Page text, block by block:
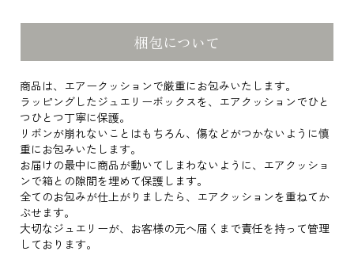
梱包について
商品は、エアークッションで厳重にお包みいたします。
ラッピングしたジュエリーボックスを、エアクッションでひと
つひとつ丁寧に保護。
リボンが崩れないことはもちろん、傷などがつかないように慎
重にお包みいたします。
お届けの最中に商品が動いてしまわないように、エアクッショ
ンで箱との隙間を埋めて保護します。
全てのお包みが仕上がりましたら、エアクッションを重ねてか
ぶせます。
大切なジュエリーが、お客様の元へ届くまで責任を持って管理
しております。